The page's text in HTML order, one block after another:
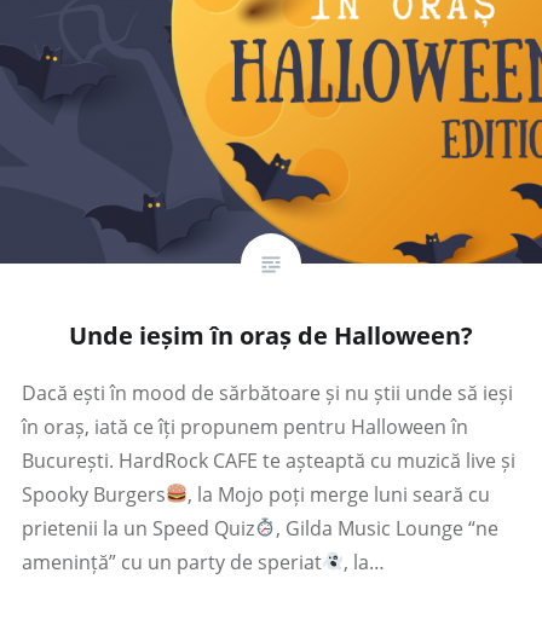
Unde ieșim în oraș de Halloween?
Dacă ești în mood de sărbătoare și nu știi unde să ieși
în oraș, iată ce îți propunem pentru Halloween în
București. HardRock CAFE te așteaptă cu muzică live și
Spooky Burgers
, la Mojo poți merge luni seară cu
prietenii la un Speed Quiz
, Gilda Music Lounge “ne
amenință” cu un party de speriat
, la…